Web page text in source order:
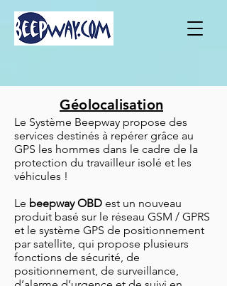
Géolocalisation
Le Système Beepway propose des
services destinés à repérer grâce au
GPS les hommes dans le cadre de la
protection du travailleur isolé et les
véhicules !
Le beepway OBD est un nouveau
produit basé sur le réseau GSM / GPRS
et le système GPS de positionnement
par satellite, qui propose plusieurs
fonctions de sécurité, de
positionnement, de surveillance,